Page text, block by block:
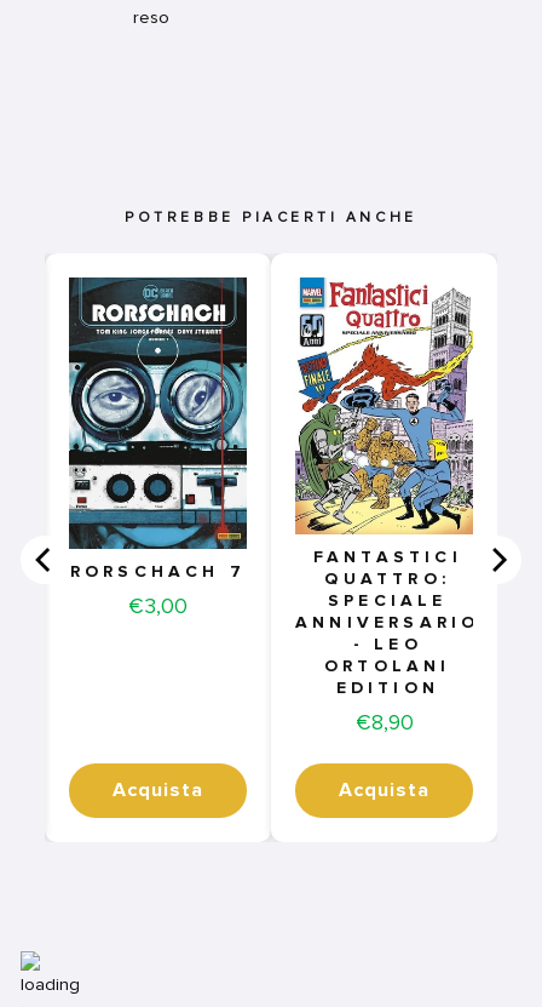
reso
POTREBBE PIACERTI ANCHE
RORSCHACH 7
Price
€3,00
Acquista
FANTASTICI
QUATTRO:
SPECIALE
ANNIVERSARIO
- LEO
ORTOLANI
EDITION
Price
€8,90
Acquista